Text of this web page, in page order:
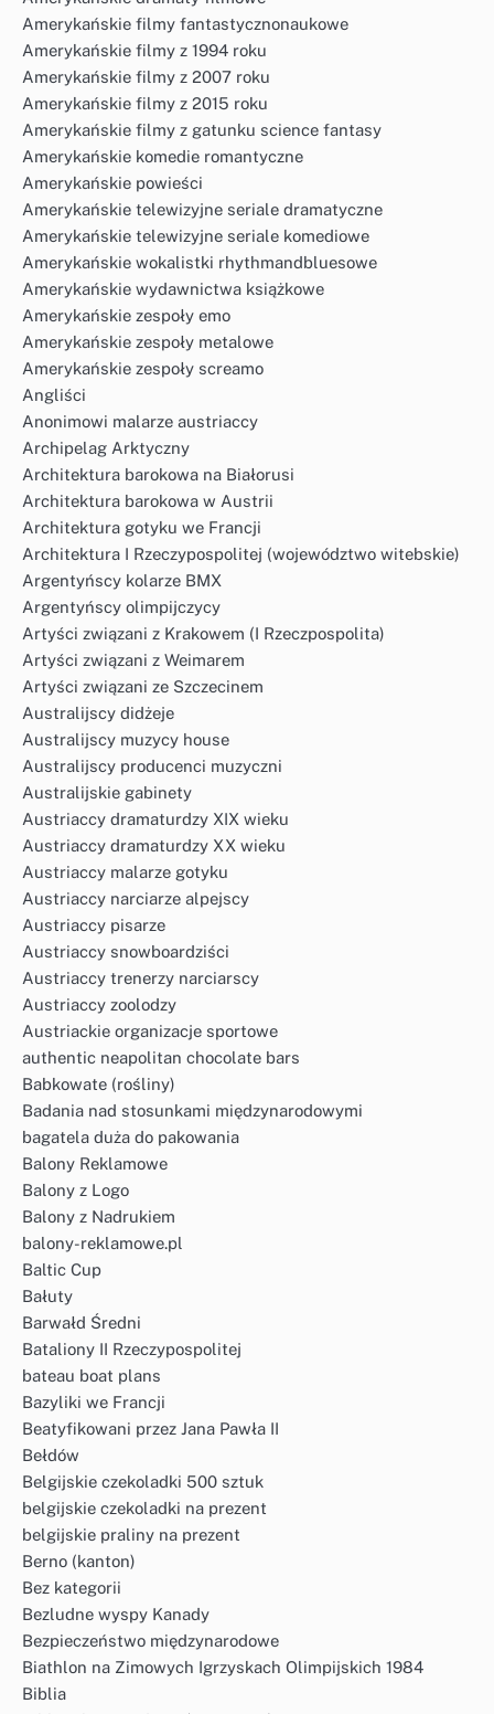
Amerykańskie filmy fantastycznonaukowe
Amerykańskie filmy z 1994 roku
Amerykańskie filmy z 2007 roku
Amerykańskie filmy z 2015 roku
Amerykańskie filmy z gatunku science fantasy
Amerykańskie komedie romantyczne
Amerykańskie powieści
Amerykańskie telewizyjne seriale dramatyczne
Amerykańskie telewizyjne seriale komediowe
Amerykańskie wokalistki rhythmandbluesowe
Amerykańskie wydawnictwa książkowe
Amerykańskie zespoły emo
Amerykańskie zespoły metalowe
Amerykańskie zespoły screamo
Angliści
Anonimowi malarze austriaccy
Archipelag Arktyczny
Architektura barokowa na Białorusi
Architektura barokowa w Austrii
Architektura gotyku we Francji
Architektura I Rzeczypospolitej (województwo witebskie)
Argentyńscy kolarze BMX
Argentyńscy olimpijczycy
Artyści związani z Krakowem (I Rzeczpospolita)
Artyści związani z Weimarem
Artyści związani ze Szczecinem
Australijscy didżeje
Australijscy muzycy house
Australijscy producenci muzyczni
Australijskie gabinety
Austriaccy dramaturdzy XIX wieku
Austriaccy dramaturdzy XX wieku
Austriaccy malarze gotyku
Austriaccy narciarze alpejscy
Austriaccy pisarze
Austriaccy snowboardziści
Austriaccy trenerzy narciarscy
Austriaccy zoolodzy
Austriackie organizacje sportowe
authentic neapolitan chocolate bars
Babkowate (rośliny)
Badania nad stosunkami międzynarodowymi
bagatela duża do pakowania
Balony Reklamowe
Balony z Logo
Balony z Nadrukiem
balony-reklamowe.pl
Baltic Cup
Bałuty
Barwałd Średni
Bataliony II Rzeczypospolitej
bateau boat plans
Bazyliki we Francji
Beatyfikowani przez Jana Pawła II
Bełdów
Belgijskie czekoladki 500 sztuk
belgijskie czekoladki na prezent
belgijskie praliny na prezent
Berno (kanton)
Bez kategorii
Bezludne wyspy Kanady
Bezpieczeństwo międzynarodowe
Biathlon na Zimowych Igrzyskach Olimpijskich 1984
Biblia